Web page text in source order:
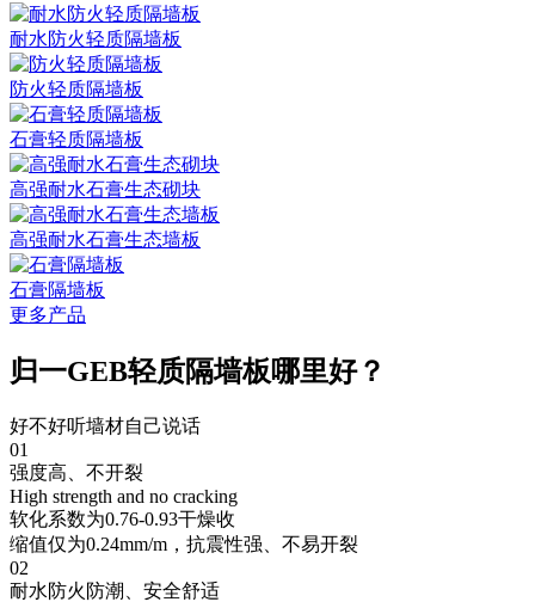
耐水防火轻质隔墙板
防火轻质隔墙板
石膏轻质隔墙板
高强耐水石膏生态砌块
高强耐水石膏生态墙板
石膏隔墙板
更多产品
归一GEB轻质隔墙板哪里好？
好不好听墙材自己说话
01
强度高、不开裂
High strength and no cracking
软化系数为0.76-0.93干燥收
缩值仅为0.24mm/m，抗震性强、不易开裂
02
耐水防火防潮、安全舒适